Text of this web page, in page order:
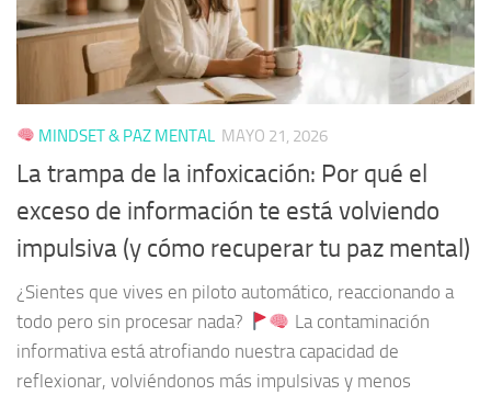
MINDSET & PAZ MENTAL MAYO 21, 2026
La trampa de la infoxicación: Por qué el
exceso de información te está volviendo
impulsiva (y cómo recuperar tu paz mental)
¿Sientes que vives en piloto automático, reaccionando a
todo pero sin procesar nada?
La contaminación
informativa está atrofiando nuestra capacidad de
reflexionar, volviéndonos más impulsivas y menos